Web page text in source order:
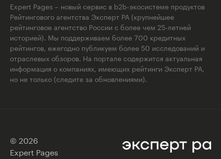
Expert Pages – новый сервис в b2b-экосистеме продуктов
Рейтингового агентства Эксперт РА (крупнейшее
рейтинговое агентство России с более чем 25-летней
историей). Мы поддерживаем более 700 кредитных
рейтингов, ежегодно публикуем более 50 исследований и
отраслевых обзоров. На портале содержится актуальная
информация о компаниях, имеющих рейтинги Эксперт РА,
но не только (следите за обновлениями).
© 2026
Expert Pages